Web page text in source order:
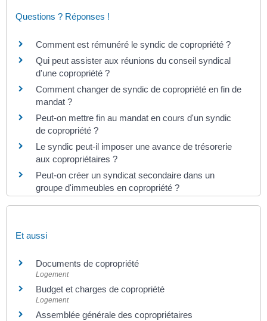
Questions ? Réponses !
Comment est rémunéré le syndic de copropriété ?
Qui peut assister aux réunions du conseil syndical
d'une copropriété ?
Comment changer de syndic de copropriété en fin de
mandat ?
Peut-on mettre fin au mandat en cours d'un syndic
de copropriété ?
Le syndic peut-il imposer une avance de trésorerie
aux copropriétaires ?
Peut-on créer un syndicat secondaire dans un
groupe d'immeubles en copropriété ?
Et aussi
Documents de copropriété
Logement
Budget et charges de copropriété
Logement
Assemblée générale des copropriétaires